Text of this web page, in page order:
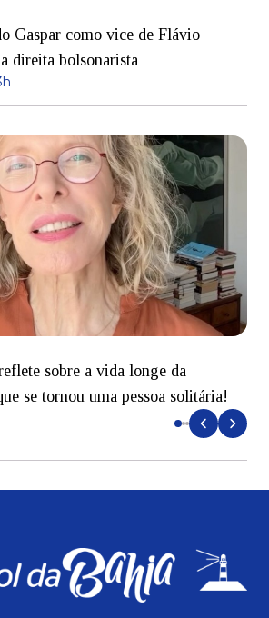
Gaspar como vice de Flávio
direita bolsonarista
sobre a vida longe da
se tornou uma pessoa solitária!